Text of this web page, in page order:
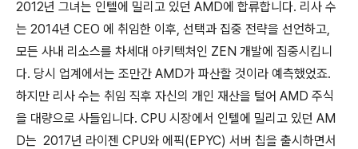
2012년 그녀는 인텔에 밀리고 있던 AMD에 합류합니다. 리사 수
는 2014년 CEO 에 취임한 이후, 선택과 집중 전략을 선언하고,
모든 사내 리소스를 차세대 아키텍처인 ZEN 개발에 집중시킵니
다. 당시 업계에서는 조만간 AMD가 파산할 것이라 예측했었죠.
하지만 리사 수는 취임 직후 자신의 개인 재산을 털어 AMD 주식
을 대량으로 사들입니다. CPU 시장에서 인텔에 밀리고 있던 AM
D는 2017년 라이젠 CPU와 에픽(EPYC) 서버 칩을 출시하면서